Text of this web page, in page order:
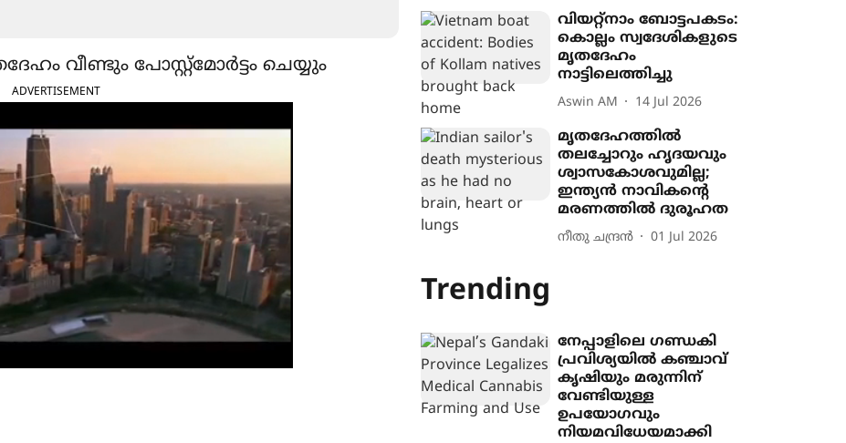
വീണ്ടും പോസ്റ്റ്മോർട്ടം ചെയ്യും
ADVERTISEMENT
വിയറ്റ്നാം ബോട്ടപകടം:
കൊല്ലം സ്വദേശികളുടെ
മൃതദേഹം
നാട്ടിലെത്തിച്ചു
Aswin AM 14 Jul 2026
മൃതദേഹത്തിൽ
തലച്ചോറും ഹൃദയവും
ശ്വാസകോശവുമില്ല;
ഇന്ത്യൻ നാവികന്‍റെ
മരണത്തിൽ ദുരൂഹത
നീതു ചന്ദ്രൻ 01 Jul 2026
Trending
നേപ്പാളിലെ ഗണ്ഡകി
പ്രവിശ‍്യയിൽ കഞ്ചാവ്
കൃഷി‍യും മരുന്നിന്
വേണ്ടിയുള്ള
ഉപയോഗവും
നിയമവിധേയമാക്കി